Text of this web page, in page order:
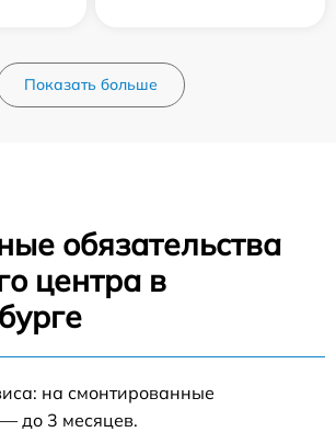
Показать больше
обязательства
центра в
на смонтированные
до 3 месяцев.